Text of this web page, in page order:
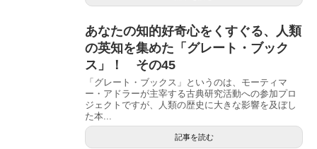
あなたの知的好奇心をくすぐる、人類
の英知を集めた「グレート・ブック
ス」！ その45
「グレート・ブックス」というのは、モーティマ
ー・アドラーが主宰する古典研究活動への参加プロ
ジェクトですが、人類の歴史に大きな影響を及ぼし
た本...
記事を読む